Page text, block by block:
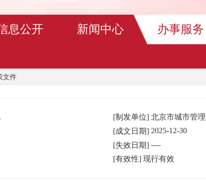
息公开 新闻中心 办事服务
文件
[制发单位] 北京市城市管
[成文日期] 2025-12-30
[失效日期] ----
[有效性] 现行有效